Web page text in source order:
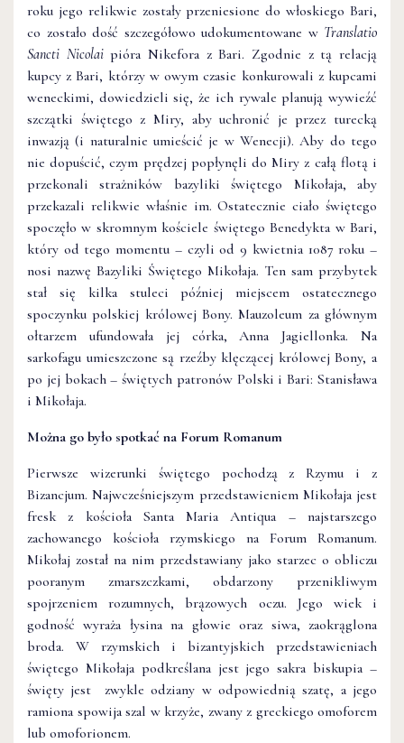
roku jego relikwie zostały przeniesione do włoskiego Bari,
co zostało dość szczegółowo udokumentowane w Translatio
Sancti Nicolaipióra Nikefora z Bari. Zgodnie z tą relacją
kupcy z Bari, którzy w owym czasie konkurowali z kupcami
weneckimi, dowiedzieli się, że ich rywale planują wywieźć
szczątki świętego z Miry, aby uchronić je przez turecką
inwazją (i naturalnie umieścić je w Wenecji). Aby do tego
nie dopuścić, czym prędzej popłynęli do Miry z całą flotą i
przekonali strażników bazyliki świętego Mikołaja, aby
przekazali relikwie właśnie im. Ostatecznie ciało świętego
spoczęło w skromnym kościele świętego Benedykta w Bari,
który od tego momentu – czyli od 9 kwietnia 1087 roku –
nosi nazwę Bazyliki Świętego Mikołaja. Ten sam przybytek
stał się kilka stuleci później miejscem ostatecznego
spoczynku polskiej królowej Bony. Mauzoleum za głównym
ołtarzem ufundowała jej córka, Anna Jagiellonka. Na
sarkofagu umieszczone są rzeźby klęczącej królowej Bony, a
po jej bokach – świętych patronów Polski i Bari: Stanisława
i Mikołaja.
Można go było spotkać na Forum Romanum
Pierwsze wizerunki świętego pochodzą z Rzymu i z
Bizancjum. Najwcześniejszym przedstawieniem Mikołaja jest
fresk z kościoła Santa Maria Antiqua – najstarszego
zachowanego kościoła rzymskiego na Forum Romanum.
Mikołaj został na nim przedstawiany jako starzec o obliczu
pooranym zmarszczkami, obdarzony przenikliwym
spojrzeniem rozumnych, brązowych oczu. Jego wiek i
godność wyraża łysina na głowie oraz siwa, zaokrąglona
broda. W rzymskich i bizantyjskich przedstawieniach
świętego Mikołaja podkreślana jest jego sakra biskupia –
święty jest zwykle odziany w odpowiednią szatę, a jego
ramiona spowija szal w krzyże, zwany z greckiego omoforem
lub omoforionem.